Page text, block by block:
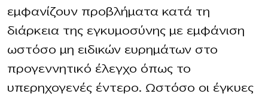
εμφανίζουν προβλήματα κατά τη
διάρκεια της εγκυμοσύνης με εμφάνιση
ωστόσο μη ειδικών ευρημάτων στο
προγεννητικό έλεγχο όπως το
υπερηχογενές έντερο. Ωστόσο οι έγκυες